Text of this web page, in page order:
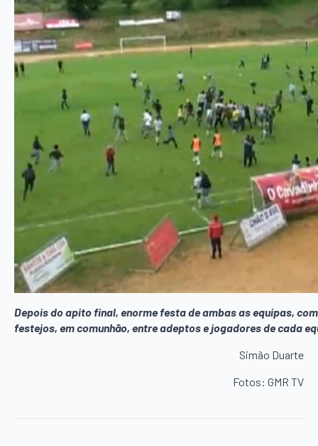
Depois do apito final, enorme festa de ambas as equipas,
festejos, em comunhão, entre adeptos e jogadores de cada
Simão Duarte
Fotos: GMR TV